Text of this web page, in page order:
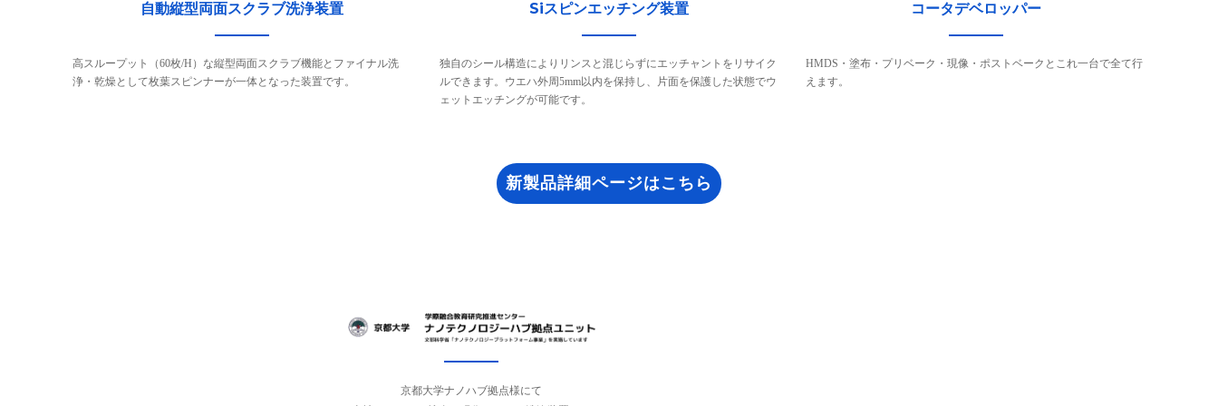
自動縦型両面スクラブ洗浄装置
高スループット（60枚/H）な縦型両面スクラブ機能とファイナル洗
浄・乾燥として枚葉スピンナーが一体となった装置です。
Siスピンエッチング装置
独自のシール構造によりリンスと混じらずにエッチャントをリサイク
ルできます。ウエハ外周5mm以内を保持し、片面を保護した状態でウ
ェットエッチングが可能です。
コータデベロッパー
HMDS・塗布・プリベーク・現像・ポストベークとこれ一台で全て行
えます。
新製品詳細ページはこちら
京都大学ナノハブ拠点様にて